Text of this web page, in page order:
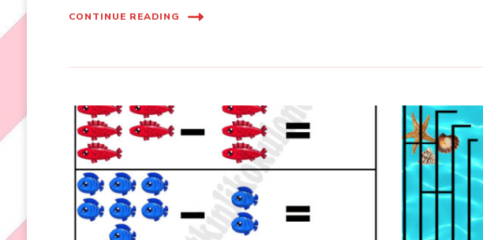
CONTINUE READING